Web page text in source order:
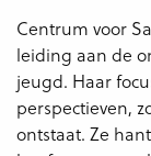
Centrum voor
leiding aan de
jeugd. Haar
perspectieven,
ontstaat. Ze